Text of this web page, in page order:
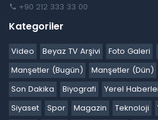
+90 212 333 33 00
Kategoriler
Video Beyaz TV Arşivi Foto Galeri
Manşetler (Bugün)
Manşetler (Dün)
Son Dakika
Biyografi Yerel
Siyaset
Spor Magazin Teknoloji